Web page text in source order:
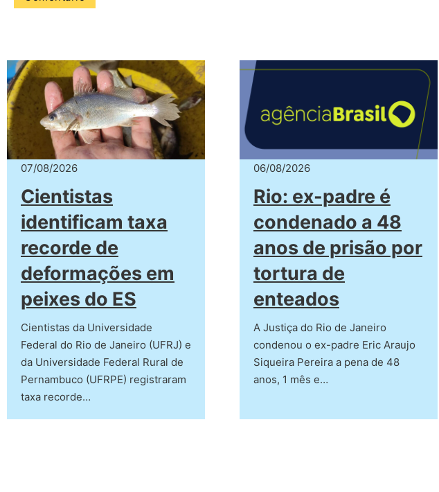
07/08/2026
Cientistas
identificam taxa
recorde de
deformações em
peixes do ES
Cientistas da Universidade
Federal do Rio de Janeiro (UFRJ) e
da Universidade Federal Rural de
Pernambuco (UFRPE) registraram
taxa recorde…
06/08/2026
Rio: ex-padre é
condenado a 48
anos de prisão por
tortura de
enteados
A Justiça do Rio de Janeiro
condenou o ex-padre Eric Araujo
Siqueira Pereira a pena de 48
anos, 1 mês e…